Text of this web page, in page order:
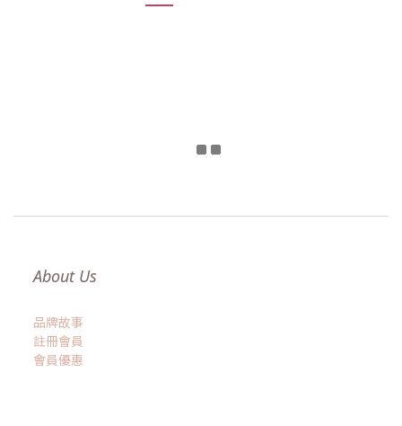
About Us
品牌故事
註冊會員
會員優惠